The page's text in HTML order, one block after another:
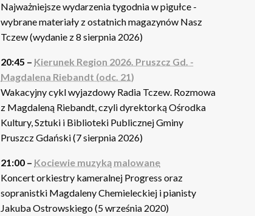
Najważniejsze wydarzenia tygodnia w pigułce -
wybrane materiały z ostatnich magazynów Nasz
Tczew (wydanie z 8 sierpnia 2026)
20:45 – Kierunek Region 2026. Pruszcz Gd. -
Magdalena Riebandt (odc. 21)
Wakacyjny cykl wyjazdowy Radia Tczew. Rozmowa
z Magdaleną Riebandt, czyli dyrektorką Ośrodka
Kultury, Sztuki i Biblioteki Publicznej Gminy
Pruszcz Gdański (7 sierpnia 2026)
21:00 – Kociewie muzyką malowane
Koncert orkiestry kameralnej Progress oraz
sopranistki Magdaleny Chemieleckiej i pianisty
Jakuba Ostrowskiego (5 września 2020)